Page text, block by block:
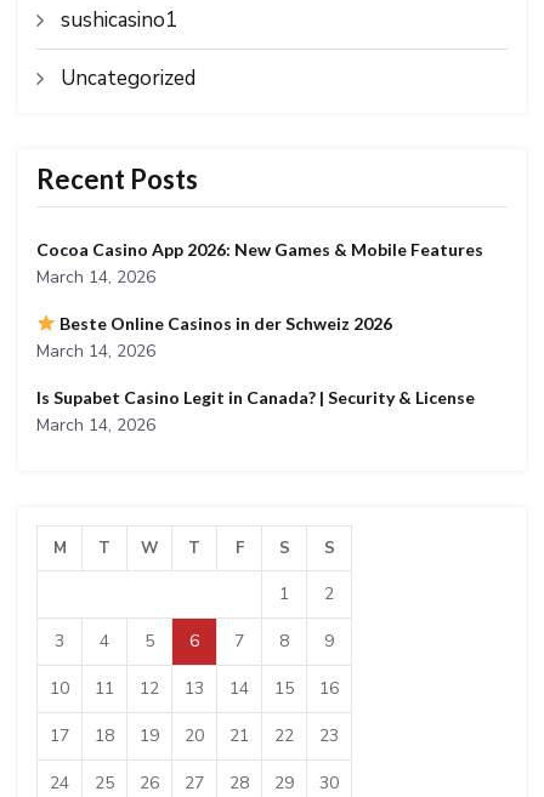
sushicasino1
Uncategorized
Recent Posts
Cocoa Casino App 2026: New Games & Mobile Features
March 14, 2026
Beste Online Casinos in der Schweiz 2026
March 14, 2026
Is Supabet Casino Legit in Canada? | Security & License
March 14, 2026
M T W T F S S
1 2
3 4 5 6 7 8 9
10 11 12 13 14 15 16
17 18 19 20 21 22 23
24 25 26 27 28 29 30